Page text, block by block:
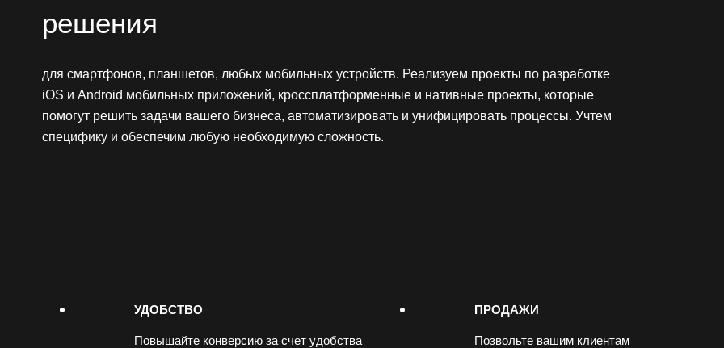
решения
для смартфонов, планшетов, любых мобильных устройств. Реализуем проекты по разработке
iOS и Android мобильных приложений, кроссплатформенные и нативные проекты, которые
помогут решить задачи вашего бизнеса, автоматизировать и унифицировать процессы. Учтем
специфику и обеспечим любую необходимую сложность.
УДОБСТВО
Повышайте конверсию за счет удобства
ПРОДАЖИ
Позвольте вашим клиентам